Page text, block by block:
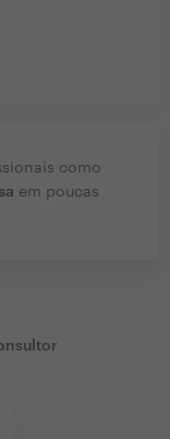
como
em poucas